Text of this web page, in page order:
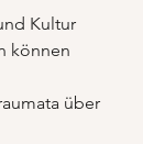
Kultur
können
über